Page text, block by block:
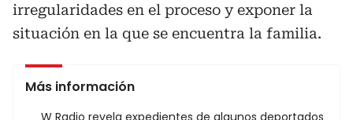
irregularidades en el proceso y exponer la
situación en la que se encuentra la familia.
Más información
W Radio revela expedientes de algunos deportados